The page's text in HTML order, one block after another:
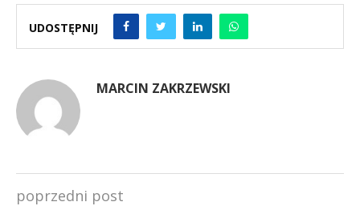
UDOSTĘPNIJ
MARCIN ZAKRZEWSKI
poprzedni post